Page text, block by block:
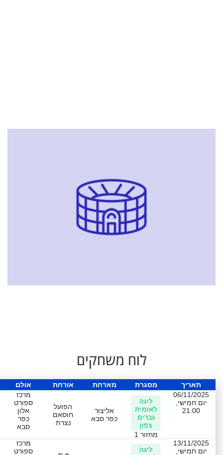
לוח משחקים
תאריך מסגרת מארחת אורחת
אולם
06/11/2025
יום חמישי,
21:00
ליגה
לאומית
גברים
צפון
מחזור 1
אליצור
כפר סבא
הפועל
חוסאם
נצרת
מרכז
ספורט
אלון
כפר
סבא
13/11/2025
יום חמישי,
ליגה
מרכז
ספורט